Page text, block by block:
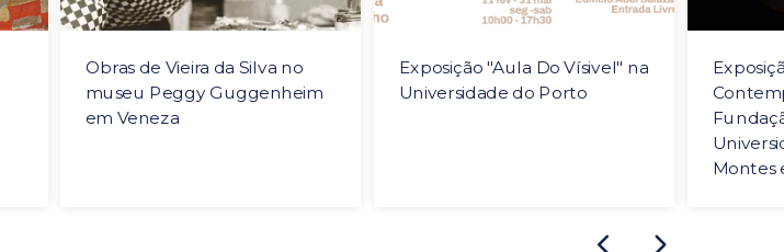
Obras de Vieira da Silva no
museu Peggy Guggenheim
em Veneza
Exposição "Aula Do Vísivel" na
Universidade do Porto
Montes